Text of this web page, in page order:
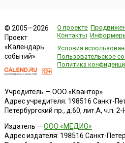
© 2005—2026
Проект
«Календарь
событий»
О проекте
Контакты
Условия
Пользовательское
Политика
Учредитель — ООО «Квантор»
Адрес учредителя: 198516 Санкт-
Петербургский пр., д.60, лит.А, ч.п.
Издатель — ООО «МЕДИО»
Адрес издателя: 198516 Санкт-